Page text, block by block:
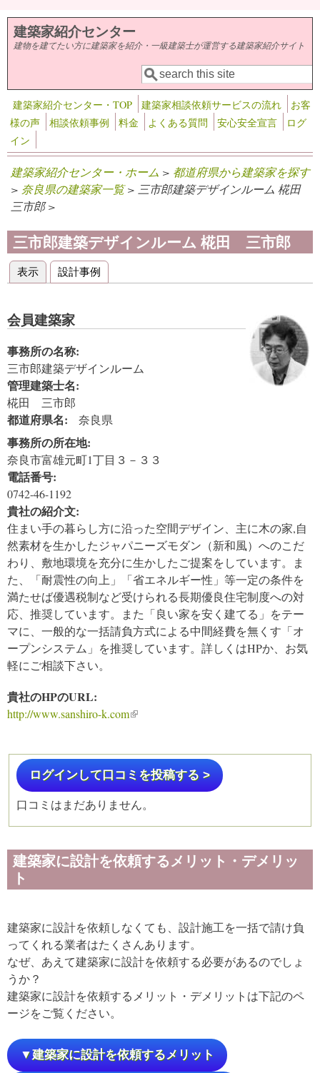
メインコンテンツに移動
建築家紹介センター
建物を建てたい方に建築家を紹介・一級建築士が運営する建築家紹介サイト
検索フォーム
検索
建築家紹介センター・TOP 建築家相談依頼サービスの流れ
お客
様の声
相談依頼事例 料金 よくある質問 安心安全宣言
ログ
イン
建築家紹介センター・ホーム > 都道府県から建築家を探す
> 奈良県の建築家一覧> 三市郎建築デザインルーム 椛田
三市郎 >
三市郎建築デザインルーム 椛田 三市郎
プライマリータブ
表示 (アクティブなタブ)
設計事例
会員建築家
事務所の名称:
三市郎建築デザインルーム
管理建築士名:
椛田 三市郎
都道府県名: 奈良県
事務所の所在地:
奈良市富雄元町1丁目３－３３
電話番号:
0742-46-1192
貴社の紹介文:
住まい手の暮らし方に沿った空間デザイン、主に木の家,自
然素材を生かしたジャパニーズモダン（新和風）へのこだ
わり、敷地環境を充分に生かしたご提案をしています。ま
た、「耐震性の向上」「省エネルギー性」等一定の条件を
満たせば優遇税制など受けられる長期優良住宅制度への対
応、推奨しています。また「良い家を安く建てる」をテー
マに、一般的な一括請負方式による中間経費を無くす「オ
ープンシステム」を推奨しています。詳しくはHPか、お気
軽にご相談下さい。
貴社のHPのURL:
http://www.sanshiro-k.com(link is external)
ログインして口コミを投稿する >
口コミはまだありません。
建築家に設計を依頼するメリット・デメリッ
ト
建築家に設計を依頼しなくても、設計施工を一括で請け負
ってくれる業者はたくさんあります。
なぜ、あえて建築家に設計を依頼する必要があるのでしょ
うか？
建築家に設計を依頼するメリット・デメリットは下記のペ
ージをご覧ください。
▼建築家に設計を依頼するメリット